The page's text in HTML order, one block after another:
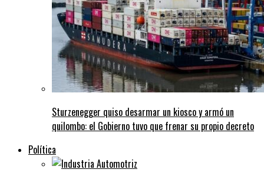
Sturzenegger quiso desarmar un kiosco y armó un
quilombo: el Gobierno tuvo que frenar su propio decreto
Política